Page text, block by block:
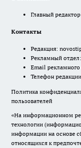
Главный
Контакты
Редакция:
Рекламный отдел:
Email рекламного
Телефон
Политика
пользователей
«На информационном
технологии
информации на основе
относящихся к